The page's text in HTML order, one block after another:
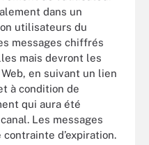
dans un
utilisateurs du
messages chiffrés
mais devront les
en suivant un lien
à condition de
qui aura été
Les messages
d’expiration.